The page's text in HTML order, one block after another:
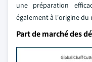
une préparation
également à l'origine du
Part de marché des